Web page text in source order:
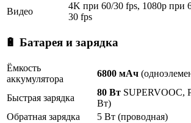
Видео
4K при 60/30 fps, 1080p при
30 fps
🔋 Батарея и зарядка
Ёмкость
аккумулятора
6800 мАч
Быстрая зарядка
80 Вт SUPERVOOC,
Вт)
Обратная зарядка
5 Вт (проводная)